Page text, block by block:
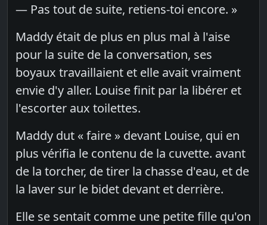
— Pas tout de suite, retiens-toi encore. »
Maddy était de plus en plus mal à l'aise
pour la suite de la conversation, ses
boyaux travaillaient et elle avait vraiment
envie d'y aller. Louise finit par la libérer et
l'escorter aux toilettes.
Maddy dut « faire » devant Louise, qui en
plus vérifia le contenu de la cuvette. avant
de la torcher, de tirer la chasse d'eau, et de
la laver sur le bidet devant et derrière.
Elle se sentait comme une petite fille qu'on